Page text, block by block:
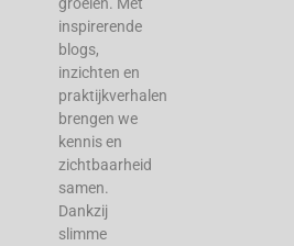
inspirerende
blogs,
inzichten en
praktijkverhalen
brengen we
kennis en
zichtbaarheid
samen.
Dankzij
slimme